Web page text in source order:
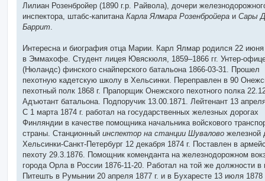
Лилиан Розенбройер (1890 г.р. Райвола), дочери
инспектора, штабс-капитана Карла Ялмара Розенбройера и Сары
Баррит
Интересна и биография отца Марии. Карл Ялмар родился 22 июня
в Эммахофе. Студент лицея Ювяскюля, 1859–1866 гг. Унтер-
(Нюландс) финского снайперского батальона 1866-03-31. Прошел
пехотную кадетскую школу в Хельсинки. Переправлен в 90
пехотный полк 1868 г. Прапорщик Онежского пехотного полка
Адъютант батальона. Подпоручик 13.00.1871. Лейтенант 13
С 1 марта 1874 г. работал на государственных железных дорогах
Финляндии в качестве помощника начальника войскового
страны. Станционный инспектор на станции Шувалово железной
Хельсинки-Санкт-Петербург 12 декабря 1874 г. Поставлен в
пехоту 29.3.1876. Помощник коменданта на железнодорожном
города Орла в России 1876-11-20. Работал на той же должности в
Питешть в Румынии 20 апреля 1877 г. и в Бухаресте 13 июля 1878